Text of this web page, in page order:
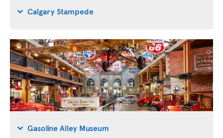
Calgary Stampede
Gasoline Alley Museum